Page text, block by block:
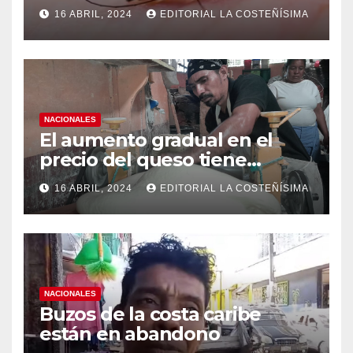
(OPS), recomienda reforzar
medidas ante el aumento de
casos de dengue
16 ABRIL, 2024 EDITORIAL LA COSTEÑÍSIMA
NACIONALES
El aumento gradual en el
precio del queso tiene
efectos a las Panaderias
16 ABRIL, 2024 EDITORIAL LA COSTEÑÍSIMA
NACIONALES
Buzos de la costa caribe
están en abandono